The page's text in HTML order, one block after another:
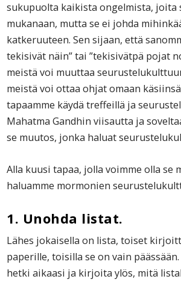
sukupuolta kaikista ongelmista, joita
mukanaan, mutta se ei johda
katkeruuteen. Sen sijaan, että
tekisivät näin” tai ”tekisivätpä pojat
meistä voi muuttaa
meistä voi ottaa ohjat omaan
tapaamme käydä treffeillä ja
Mahatma Gandhin viisautta ja
se muutos, jonka haluat
Alla kuusi tapaa, jolla voimme olla se
haluamme mormonien
1. Unohda listat.
Lähes jokaisella on lista, toiset
paperille, toisilla se on vain
hetki aikaasi ja kirjoita ylös, mitä